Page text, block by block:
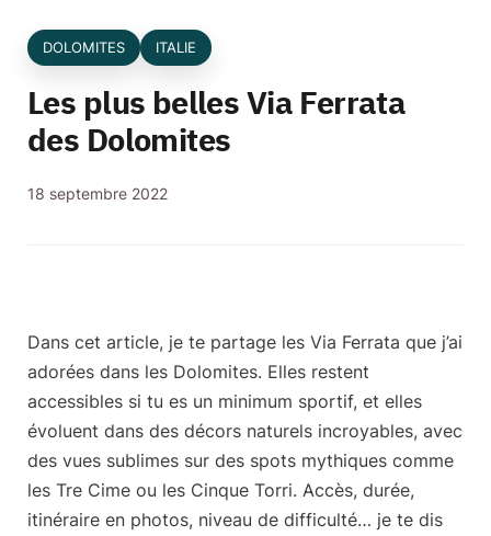
DOLOMITES ITALIE
Les plus belles Via Ferrata
des Dolomites
18 septembre 2022
Dans cet article, je te partage les Via Ferrata que j’ai
adorées dans les Dolomites. Elles restent
accessibles si tu es un minimum sportif, et elles
évoluent dans des décors naturels incroyables, avec
des vues sublimes sur des spots mythiques comme
les Tre Cime ou les Cinque Torri. Accès, durée,
itinéraire en photos, niveau de difficulté… je te dis